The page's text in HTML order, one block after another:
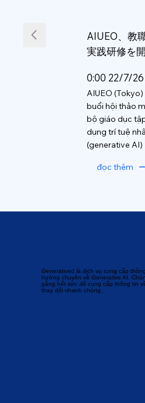
AIUEO、教
実践研修を
0:00 22/7/26
AIUEO
buổi hội thảo
bộ giáo dục
dụng trí tuệ
(generative AI)
đọc thêm
Generatived là dịch vụ cung cấp
hướng chuyên về Generative AI.
gắng hết sức để cung cấp thông tin
thay đổi nhanh chóng.